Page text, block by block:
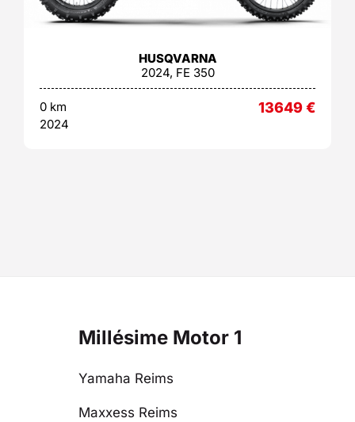
HUSQVARNA
2024, FE 350
0 km
2024
13649€
Millésime Motor 1
Yamaha Reims
Maxxess Reims